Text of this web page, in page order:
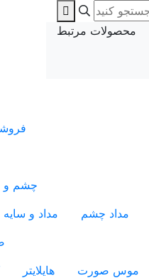
محصولات مرتبط
چشم و
مداد چشم
مداد و سایه
موس صورت هایلایتر